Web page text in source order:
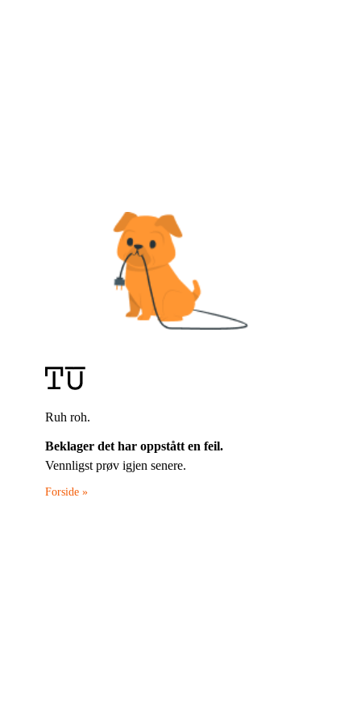
Ruh roh.
Beklager det har oppstått en feil.
Vennligst prøv igjen senere.
Forside »